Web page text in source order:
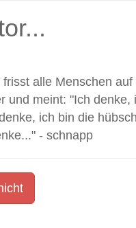
alle Menschen
und meint: "Ich
ich bin die
- schnapp